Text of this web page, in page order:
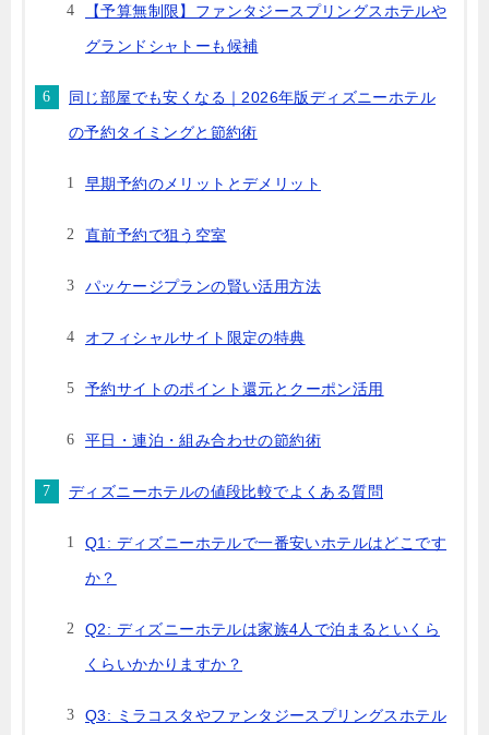
【予算無制限】ファンタジースプリングスホテルや
グランドシャトーも候補
同じ部屋でも安くなる｜2026年版ディズニーホテル
の予約タイミングと節約術
早期予約のメリットとデメリット
直前予約で狙う空室
パッケージプランの賢い活用方法
オフィシャルサイト限定の特典
予約サイトのポイント還元とクーポン活用
平日・連泊・組み合わせの節約術
ディズニーホテルの値段比較でよくある質問
Q1: ディズニーホテルで一番安いホテルはどこです
か？
Q2: ディズニーホテルは家族4人で泊まるといくら
くらいかかりますか？
Q3: ミラコスタやファンタジースプリングスホテル